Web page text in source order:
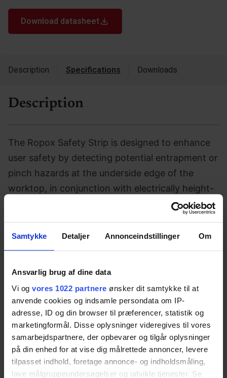
Samtykke Detaljer Annonceindstillinger Om
Ansvarlig brug af dine data
Vi og vores 1022 partnere ønsker dit samtykke til at
anvende cookies og indsamle persondata om IP-
adresse, ID og din browser til præferencer, statistik og
marketingformål. Disse oplysninger videregives til vores
samarbejdspartnere, der opbevarer og tilgår oplysninger
på din enhed for at vise dig målrettede annoncer, levere
tilpasset indhold, foretage annonce- og indholdsmåling,
lave målgruppeundersøgelser og udvikle tjenester. Se
Download datasheet
Description Specifications Downloads
Description
The Ropox Safety Strip is designed to enhance
user safety by detecting potential entrapment or
pinch hazards at the underside edge of the
worktop, in conjunction with electrically height-
adjustable frames. Installed discreetly beneath
strip helps safeguard users when the worktop
moves up or down.
We recommend installing the strip along three
sides of the tabletop to maximise protection in
the key risk zones. The Safety Strip offers a
simple yet effective layer of safety.
Specifications